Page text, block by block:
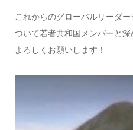
これからのグローバルリーダ
ついて若者共和国メンバーと深
よろしくお願いします！